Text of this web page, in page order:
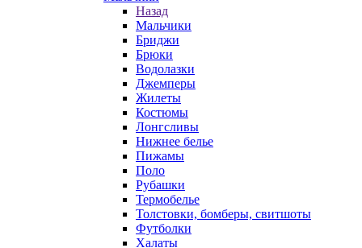
Назад
Мальчики
Бриджи
Брюки
Водолазки
Джемперы
Жилеты
Костюмы
Лонгсливы
Нижнее белье
Пижамы
Поло
Рубашки
Термобелье
Толстовки, бомберы, свитшоты
Футболки
Халаты